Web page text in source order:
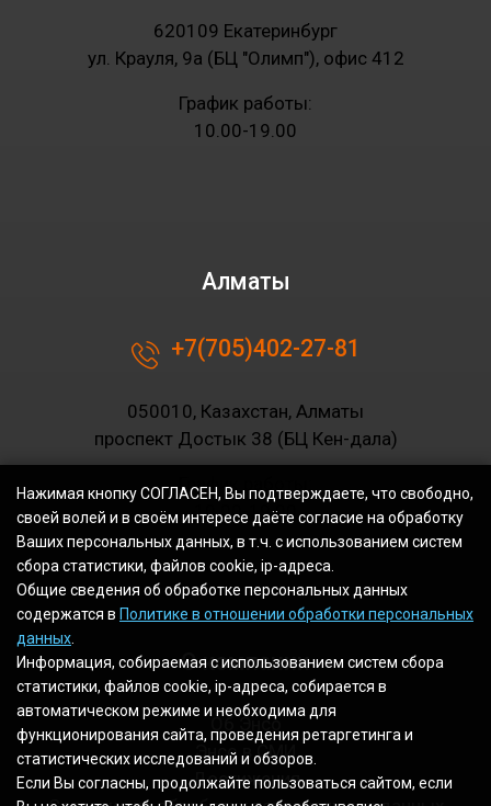
620109 Екатеринбург
ул. Крауля, 9а (БЦ "Олимп"), офис 412
График работы:
10.00-19.00
Алматы
+7(705)402-27-81
050010, Казахстан, Алматы
проспект Достык 38 (БЦ Кен-дала)
График работы:
10.00-19.00
О компании
Об Энсо
Энсо в СМИ
Достижения
Нажимая кнопку СОГЛАСЕН, Вы подтверждаете, что свободно,
своей волей и в своём интересе даёте согласие на обработку
Ваших персональных данных, в т.ч. с использованием систем
сбора статистики, файлов cookie, ip-адреса.
Общие сведения об обработке персональных данных
содержатся в Политике в отношении обработки персональных
данных
Информация, собираемая с использованием систем сбора
статистики, файлов cookie, ip-адреса, собирается в
автоматическом режиме и необходима для
функционирования сайта, проведения ретаргетинга и
статистических исследований и обзоров.
Если Вы согласны, продолжайте пользоваться сайтом, если